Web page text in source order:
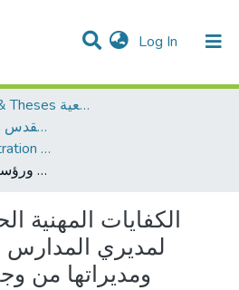
Log In (current)
& Collections
of DSpace
Dissertations & Theses الرسائل الجامعية
AQU Master Theses الرسائل الجامعية الخاصة بجامعة القدس
Educational Administration الادارة التربوية
الكفايات المهنية الحالية والمستقبلية لمديري المدارس الثانوية الحكومية ومديراتها من وجهة نظر المديرين ورؤسائهم في الضفة الغربية
الكفايات المهنية
لمديري المدارس
ومديراتها من